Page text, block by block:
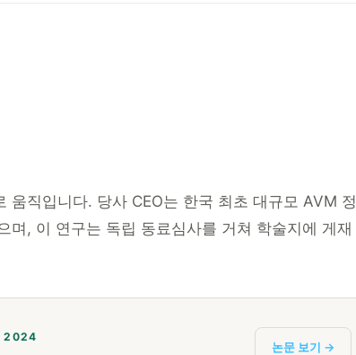
움직입니다. 당사 CEO는 한국 최초 대규모 AVM 정
며, 이 연구는 독립 동료심사를 거쳐 학술지에 게재
2024
논문 보기 →